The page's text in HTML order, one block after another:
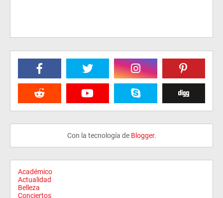
Con la tecnología de Blogger.
Académico
Actualidad
Belleza
Conciertos